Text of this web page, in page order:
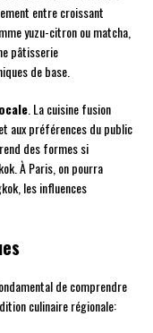
entre croissant
yuzu-citron ou matcha,
pâtisserie
de base.
. La cuisine fusion
aux préférences du public
des formes si
À Paris, on pourra
les influences
de comprendre
culinaire régionale: